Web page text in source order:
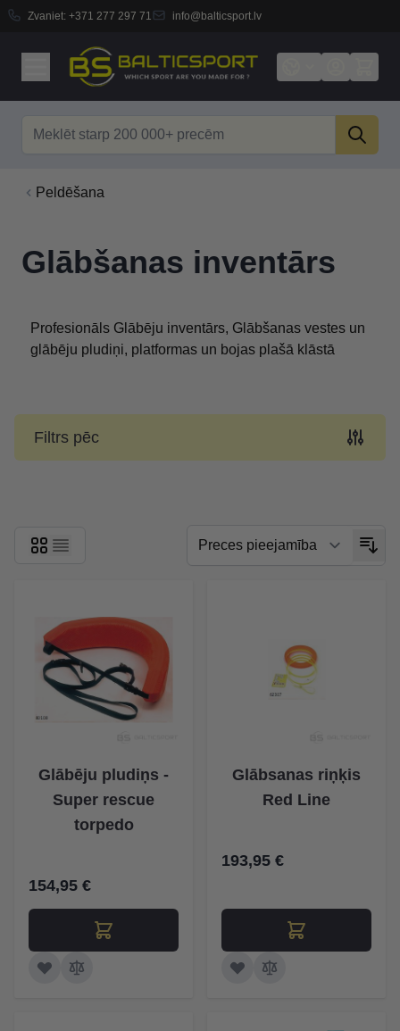
Zvaniet: +371 277 297 71 info@balticsport.lv
Peldēšana
Glābšanas inventārs
Profesionāls Glābēju inventārs, Glābšanas vestes un
glābēju pludiņi, platformas un bojas plašā klāstā
Filtrs pēc
Glābēju pludiņs -
Super rescue
torpedo
154,95 €
Glābsanas riņķis
Red Line
193,95 €